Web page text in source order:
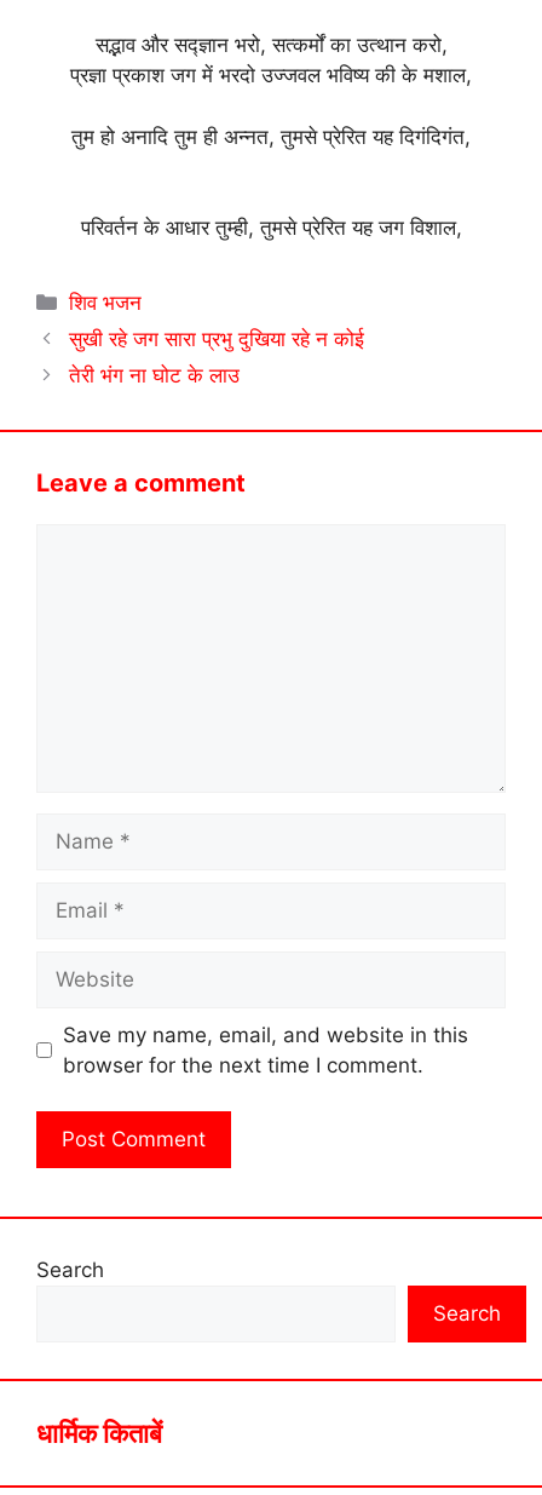
सद्भाव और सद्ज्ञान भरो, सत्कर्मों का उत्थान करो,
प्रज्ञा प्रकाश जग में भरदो उज्जवल भविष्य की के मशाल,
तुम हो अनादि तुम ही अन्नत, तुमसे प्रेरित यह दिगंदिगंत,
परिवर्तन के आधार तुम्ही, तुमसे प्रेरित यह जग विशाल,
Categories
शिव भजन
सुखी रहे जग सारा प्रभु दुखिया रहे न कोई
तेरी भंग ना घोट के लाउ
Leave a comment
Save my name, email, and website in this
browser for the next time I comment.
Search
Search
धार्मिक किताबें